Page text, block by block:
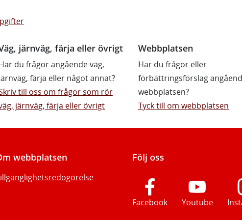
järnväg, färja eller övrigt
du frågor angående väg,
färja eller något annat?
till oss om frågor som rör
järnväg, färja eller övrigt
Webbplatsen
Har du frågor eller
förbättringsförslag
webbplatsen?
Tyck till om webbplatsen
webbplatsen Följ oss
Facebook Youtube